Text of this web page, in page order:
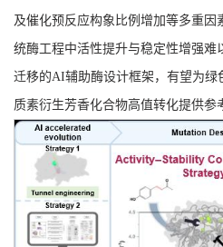
及催化预反应构象比例增加等多重因
统酶工程中活性提升与稳定性增强难
迁移的AI辅助酶设计框架，有望为绿
质素衍生芳香化合物高值转化提供参